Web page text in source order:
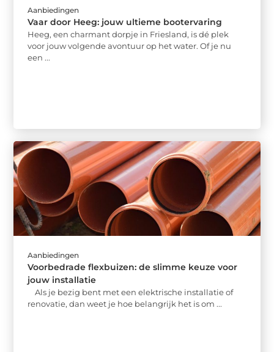
Aanbiedingen
Vaar door Heeg: jouw ultieme bootervaring
Heeg, een charmant dorpje in Friesland, is dé plek
voor jouw volgende avontuur op het water. Of je nu
een ...
Aanbiedingen
Voorbedrade flexbuizen: de slimme keuze voor
jouw installatie
Als je bezig bent met een elektrische installatie of
renovatie, dan weet je hoe belangrijk het is om ...